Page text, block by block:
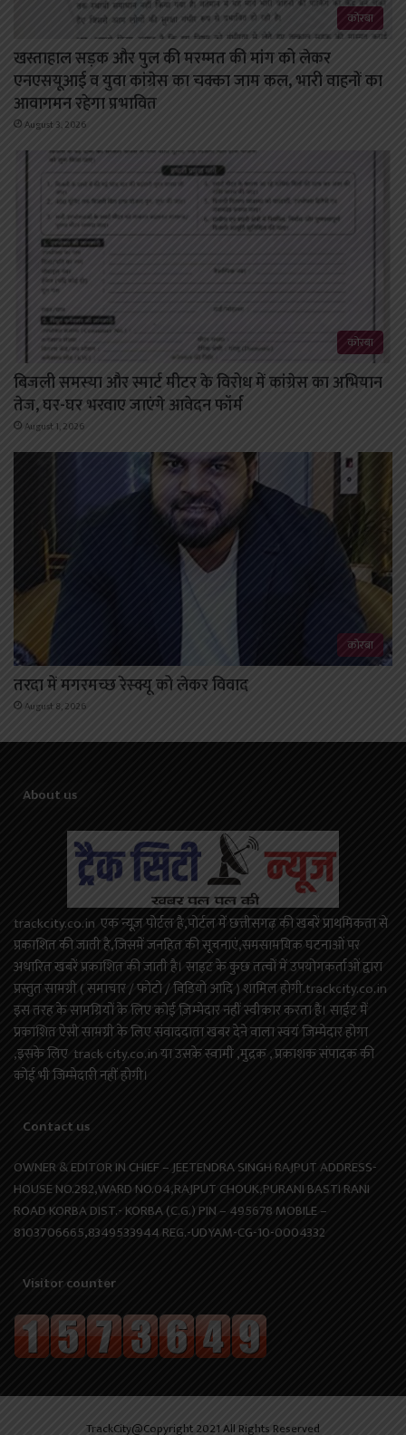
कोरबा
खस्ताहाल सड़क और पुल की मरम्मत की मांग को लेकर
एनएसयूआई व युवा कांग्रेस का चक्का जाम कल, भारी वाहनों का
आवागमन रहेगा प्रभावित
August 3, 2026
कोरबा
बिजली समस्या और स्मार्ट मीटर के विरोध में कांग्रेस का अभियान
तेज, घर-घर भरवाए जाएंगे आवेदन फॉर्म
August 1, 2026
कोरबा
तरदा में मगरमच्छ रेस्क्यू को लेकर विवाद
August 8, 2026
About us
trackcity.co.in एक न्यूज़ पोर्टल है,पोर्टल में छत्तीसगढ़ की खबरें प्राथमिकता से
प्रकाशित की जाती है,जिसमें जनहित की सूचनाएं,समसामयिक घटनाओं पर
अधारित खबरें प्रकाशित की जाती है। साइट के कुछ तत्वों में उपयोगकर्ताओं द्वारा
प्रस्तुत सामग्री ( समाचार / फोटो / विडियो आदि ) शामिल होगी.trackcity.co.in
इस तरह के सामग्रियों के लिए कोई ज़िम्मेदार नहीं स्वीकार करता है। साईट में
प्रकाशित ऐसी सामग्री के लिए संवाददाता खबर देने वाला स्वयं जिम्मेदार होगा
,इसके लिए track city.co.in या उसके स्वामी ,मुद्रक , प्रकाशक संपादक की
कोई भी जिम्मेदारी नहीं होगी।
Contact us
OWNER & EDITOR IN CHIEF – JEETENDRA SINGH RAJPUT ADDRESS-
HOUSE NO.282,WARD NO.04,RAJPUT CHOUK,PURANI BASTI RANI
ROAD KORBA DIST.- KORBA (C.G.) PIN – 495678 MOBILE –
8103706665,8349533944 REG.-UDYAM-CG-10-0004332
Visitor counter
TrackCity@Copyright 2021 All Rights Reserved